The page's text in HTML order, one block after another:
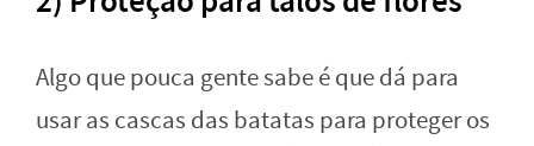
Algo que pouca gente sabe é que dá para
usar as cascas das batatas para proteger os